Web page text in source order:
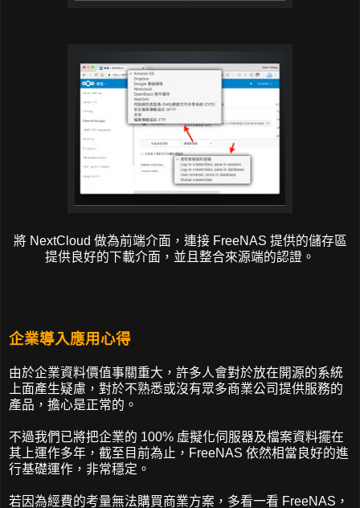
將 NextCloud 做為前端介面，連接 FreeNAS 提供的儲存區
提供良好的下載介面，並且整合來源端的認證。
企業導入應用心得
由於企業資料價值事關重大，許多人會對於放在開源的系統
上面產生疑慮，對於不熟悉或沒有眾多商業公司提供服務的
產品，擔心是正常的。
不過我們已將把企業的 100% 虛擬化伺服器及檔案資料擺在
其上運作多年，截至目前為止，FreeNAS 依然相當良好的進
行基礎運作，非常穩定。
若因為經費的考量無法購買商業方案，多看一看 FreeNAS，